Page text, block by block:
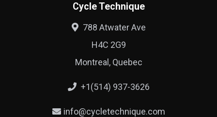
Cycle Technique
788 Atwater Ave
H4C 2G9
Montreal, Quebec
+1(514) 937-3626
info@cycletechnique.com